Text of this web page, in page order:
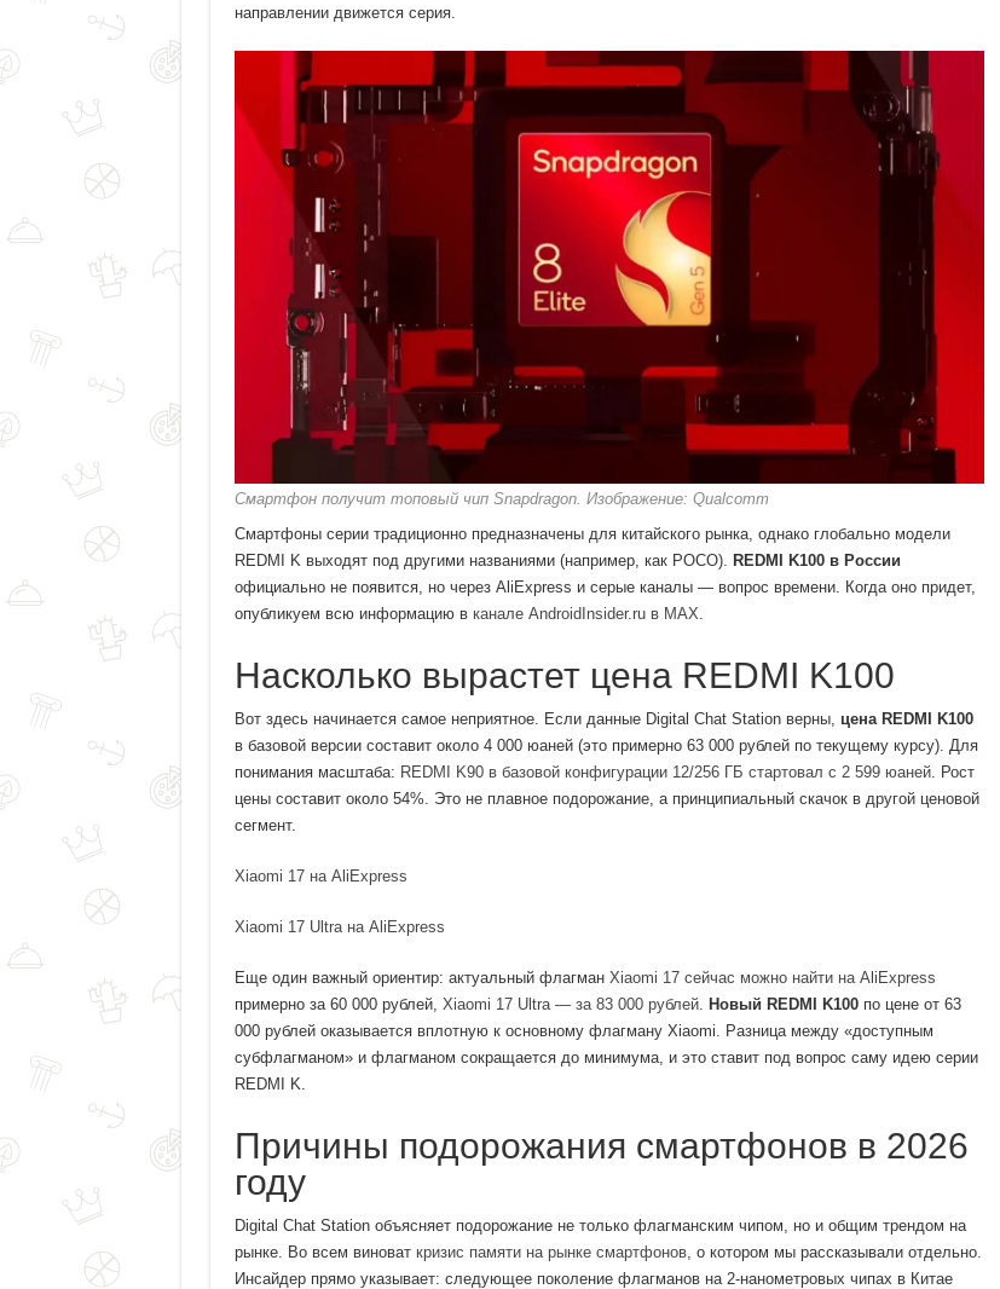
направлении движется серия.
Смартфон получит топовый чип Snapdragon. Изображение: Qualcomm
Смартфоны серии традиционно предназначены для китайского рынка, однако глобально модели
REDMI K выходят под другими названиями (например, как POCO).
REDMI K100 в России
официально не появится, но через AliExpress и серые каналы — вопрос времени. Когда оно придет,
опубликуем всю информацию в канале AndroidInsider.ru в MAX
Насколько вырастет цена REDMI K100
Вот здесь начинается самое неприятное. Если данные Digital Chat Station верны, цена REDMI K100
в базовой версии составит около 4 000 юаней (это примерно 63 000 рублей по текущему курсу). Для
понимания масштаба: REDMI K90 в базовой конфигурации 12/256 ГБ стартовал с 2 599 юаней. Рост
цены составит около 54%. Это не плавное подорожание, а принципиальный скачок в другой ценовой
сегмент.
Xiaomi 17 на AliExpress
Xiaomi 17 Ultra на AliExpress
Еще один важный ориентир: актуальный флагман Xiaomi 17 сейчас можно найти на AliExpress
примерно за 60 000 рублей, Xiaomi 17 Ultra — за 83 000 рублей. Новый REDMI K100по цене от 63
000 рублей оказывается вплотную к основному флагману Xiaomi. Разница между «доступным
субфлагманом» и флагманом сокращается до минимума, и это ставит под вопрос саму идею серии
REDMI K.
Причины подорожания смартфонов в 2026
году
Digital Chat Station объясняет подорожание не только флагманским чипом, но и общим трендом на
рынке. Во всем виноват кризис памяти на рынке смартфонов, о котором мы рассказывали отдельно.
Инсайдер прямо указывает: следующее поколение флагманов на 2-нанометровых чипах в Китае